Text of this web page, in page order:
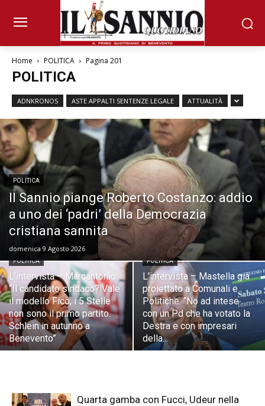
Home POLITICA Pagina 201
POLITICA
ADNKRONOS ASTE APPALTI SENTENZE LEGALE ATTUALITÀ
POLITICA
Il Sannio piange Roberto Costanzo: addio
a uno dei ‘padri’ della Democrazia
cristiana sannita
domenica 9 Agosto 2026
POLITICA
L’intervista – Marcantonio:
“Il candidato sindaco? Vale
il modello Fico, i 5 Stelle
non sono il primo partito.
Schlein in autunno a
Benevento”
POLITICA
L’intervista – Mastella già
proiettato a Comunali e
Politiche: “No ad intese
con un Pd che ha votato la
Destra e con impresari
della...
Quarta gamba con Fucci, Udeur nella